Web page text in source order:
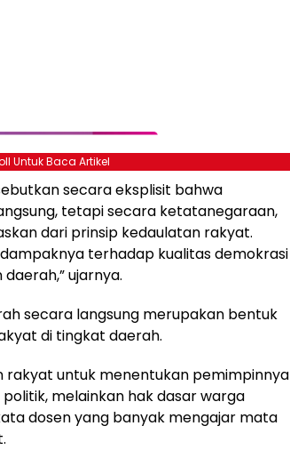
Untuk Baca Artikel
secara eksplisit bahwa
tetapi secara ketatanegaraan,
dari prinsip kedaulatan rakyat.
terhadap kualitas demokrasi
ujarnya.
secara langsung merupakan bentuk
di tingkat daerah.
rakyat untuk menentukan pemimpinnya
melainkan hak dasar warga
dosen yang banyak mengajar mata